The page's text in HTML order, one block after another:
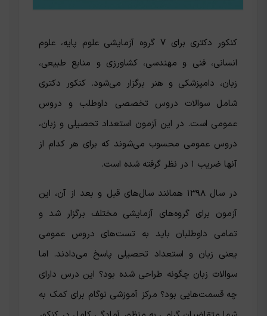
کنکور دکتری برای ۷ گروه‌ آزمایشی علوم پایه، علوم
انسانی، فنی و مهندسی، کشاورزی و منابع طبیعی،
زبان، دامپزشکی و هنر برگزار می‌شود. کنکور دکتری
شامل سوالات دروس تخصصی داوطلب و دروس
عمومی است. در این آزمون استعداد تحصیلی و زبان،
دروس عمومی محسوب می‌شوند که برای هر کدام از
آنها ضریب ۱ در نظر گرفته شده است.
در سال ۱۳۹۸ همانند سال‌های قبل و بعد از آن، این
آزمون برای گروه‌های آزمایشی مختلف برگزار شد و
تمامی داوطلبان باید به تست‌های دروس عمومی
یعنی زبان و استعداد تحصیلی پاسخ می‌دادند. اما
سوالات زبان چگونه طراحی شده بود؟ این درس دارای
چه قسمت‌هایی بود؟ مرکز آموزشی نوگام برای کمک به